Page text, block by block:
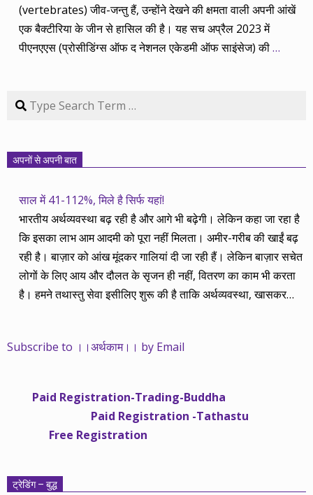
(vertebrates) जीव-जन्तु हैं, उन्होंने देखने की क्षमता वाली अपनी आंखें
एक बैक्टीरिया के जीन से हासिल की है। यह सच अप्रैल 2023 में
पीएनएएस (प्रोसीडिंग्स ऑफ द नेशनल एकेडमी ऑफ साइंसेज) की…
Search
अपनों से अपनी बात
साल में 41-112%, मिले है सिर्फ यहां!
भारतीय अर्थव्यवस्था बढ़ रही है और आगे भी बढ़ेगी। लेकिन कहा जा रहा है
कि इसका लाभ आम आदमी को पूरा नहीं मिलता। अमीर-गरीब की खाईं बढ़
रही है। बाज़ार को आंख मूंदकर गालियां दी जा रही हैं। लेकिन बाज़ार सचेत
लोगों के लिए आय और दौलत के सृजन ही नहीं, वितरण का काम भी करता
है। हमने तथास्तु सेवा इसीलिए शुरू की है ताकि अर्थव्यवस्था, खासकर
महंगाई की दर 10 प्रतिशत से ऊपर रहती है। वे भागकर जाते हैं सोने और
साढ़े चार सालों से अर्थकाम से जुड़े हैं, वे हमारी ईमानदारी और सत्यनिष्ठा से
भलीभांति वाकिफ हैं। शुरू में हम भी कच्चे थे तो बाज़ार के उस्तादों के जाल
में फंस गए। गलतियां कीं। लेकिन जैसे ही समझ में आया, खटाक से उनसे
मजबूत आधार और गहन रिसर्च के साथ। उसी का नतीजा है कि हमारी
Subscribe to ।।अर्थकाम।। by Email
Paid Registration-Trading-Buddha
Paid Registration -Tathastu
Free Registration
ट्रेडिंग – बुद्ध